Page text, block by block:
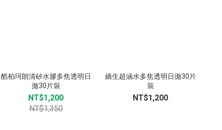
酷柏珂朗清矽水膠多焦透明日
拋30片裝
NT$1,200
NT$1,350
嬌生超涵水多焦透明日拋30片
裝
NT$1,200